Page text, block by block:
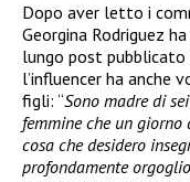
Dopo aver letto i
Georgina Rodriguez
lungo post
l’influencer ha anche
figli: “Sono madre di
femmine che un giorno
cosa che desidero
profondamente